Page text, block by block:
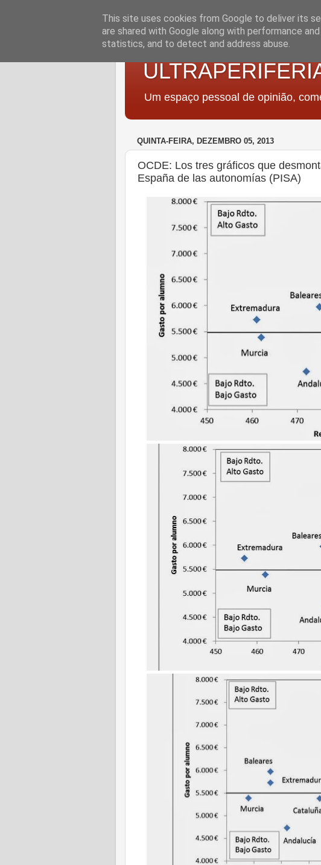
Um espaço pessoal de opinião,
QUINTA-FEIRA, DEZEMBRO 05, 2013
OCDE: Los tres gráficos que
España de las autonomías (PISA)
This site uses cookies from Google to deliver its
are shared with Google along with performance
statistics, and to detect and address abuse.